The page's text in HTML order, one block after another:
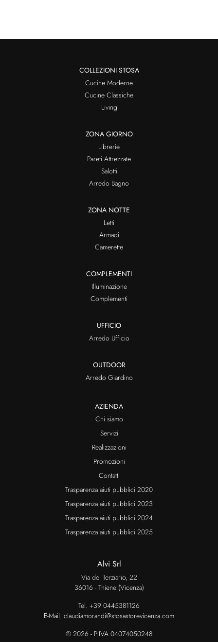
COLLEZIONI STOSA
Cucine Moderne
Cucine Classiche
Living
ZONA GIORNO
Librerie
Pareti Attrezzate
Salotti
Arredo Bagno
ZONA NOTTE
Letti
Armadi
Camerette
COMPLEMENTI
Illuminazione
Complementi
UFFICIO
Arredo Ufficio
OUTDOOR
Arredo Giardino
AZIENDA
Chi siamo
Servizi
Realizzazioni
Promozioni
Contatti
Trasparenza aiuti pubblici 2020
Trasparenza aiuti pubblici 2023
Trasparenza aiuti pubblici 2024
Trasparenza aiuti pubblici 2025
Alvi Srl
Via del Terziario, 22
36016 - Thiene (Vicenza)
Tel. +39 0445381126
E-Mail. claudiamorandi@stosastorevicenza.com
® 2026 - P.IVA 04074050248